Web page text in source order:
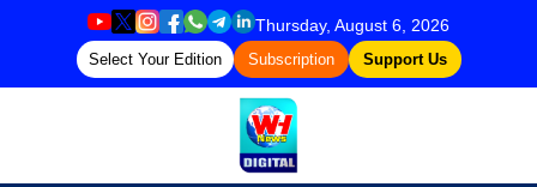
Thursday, August 6, 2026
Select Your Edition Subscription Support Us